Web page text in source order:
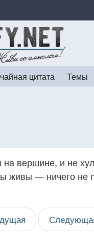
цитата Темы
на вершине, и не
живы — ничего не